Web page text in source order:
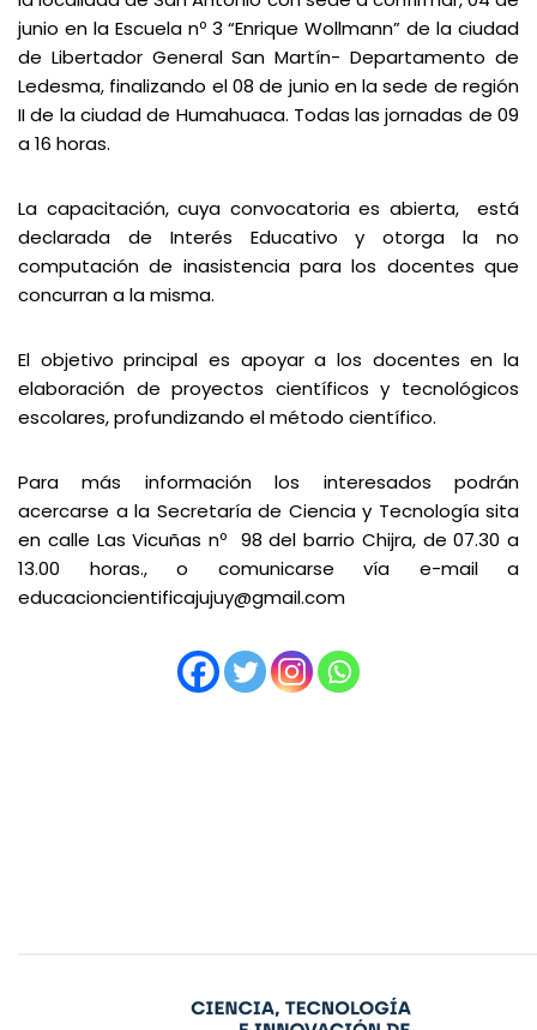
junio en la Escuela nº 3 “Enrique Wollmann” de la ciudad
de Libertador General San Martín- Departamento de
Ledesma, finalizando el 08 de junio en la sede de región
II de la ciudad de Humahuaca. Todas las jornadas de 09
a 16 horas.
La capacitación, cuya convocatoria es abierta, está
declarada de Interés Educativo y otorga la no
computación de inasistencia para los docentes que
concurran a la misma.
El objetivo principal es apoyar a los docentes en la
elaboración de proyectos científicos y tecnológicos
escolares, profundizando el método científico.
Para más información los interesados podrán
acercarse a la Secretaría de Ciencia y Tecnología sita
en calle Las Vicuñas nº 98 del barrio Chijra, de 07.30 a
13.00 horas., o comunicarse vía e-mail a
educacioncientificajujuy@gmail.com